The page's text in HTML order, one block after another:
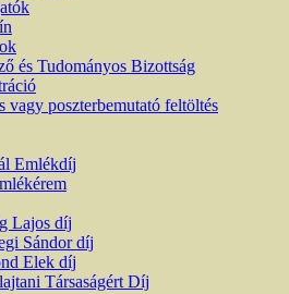
és Tudományos Bizottság
vagy poszterbemutató feltöltés
Emlékdíj
Lajos díj
Sándor díj
Elek díj
Társaságért Díj